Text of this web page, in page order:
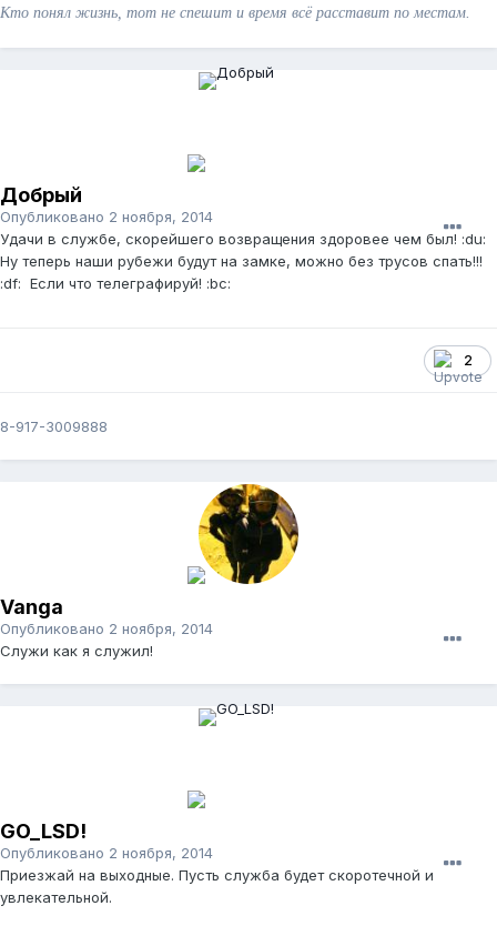
Кто понял жизнь, тот не спешит и время всё расставит по местам.
Добрый
Опубликовано 2 ноября, 2014
Удачи в службе, скорейшего возвращения здоровее чем был! :du:
Ну теперь наши рубежи будут на замке, можно без трусов спать!!!
:df: Если что телеграфируй! :bc:
2
8-917-3009888
Vanga
Опубликовано 2 ноября, 2014
Служи как я служил!
GO_LSD!
Опубликовано 2 ноября, 2014
Приезжай на выходные. Пусть служба будет скоротечной и
увлекательной.